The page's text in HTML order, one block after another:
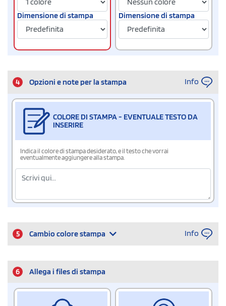
Dimensione di stampa Dimensione di stampa
4 Opzioni e note per la stampa Info
COLORE DI STAMPA - EVENTUALE TESTO DA
INSERIRE
Indica il colore di stampa desiderato, e il testo che vorrai
eventualmente aggiungere alla stampa.
5 Cambio colore stampa Info
6 Allega i files di stampa